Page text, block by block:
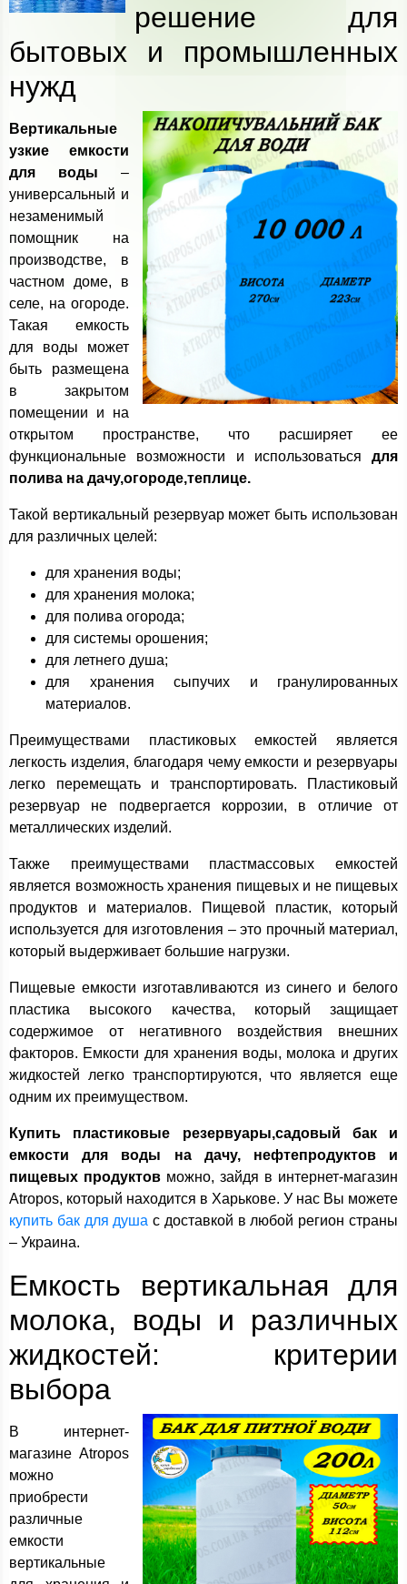
решение для
бытовых и промышленных
нужд
Вертикальные
узкие емкости
для воды –
универсальный и
незаменимый
помощник на
производстве, в
частном доме, в
селе, на огороде.
Такая емкость
для воды может
быть размещена
в закрытом
помещении и на
открытом пространстве, что расширяет ее
функциональные возможности и использоваться для
полива на дачу,огороде,теплице.
Такой вертикальный резервуар может быть использован
для различных целей:
для хранения воды;
для хранения молока;
для полива огорода;
для системы орошения;
для летнего душа;
для хранения сыпучих и гранулированных
материалов.
Преимуществами пластиковых емкостей является
легкость изделия, благодаря чему емкости и резервуары
легко перемещать и транспортировать. Пластиковый
резервуар не подвергается коррозии, в отличие от
металлических изделий.
Также преимуществами пластмассовых емкостей
является возможность хранения пищевых и не пищевых
продуктов и материалов. Пищевой пластик, который
используется для изготовления – это прочный материал,
который выдерживает большие нагрузки.
Пищевые емкости изготавливаются из синего и белого
пластика высокого качества, который защищает
содержимое от негативного воздействия внешних
факторов. Емкости для хранения воды, молока и других
жидкостей легко транспортируются, что является еще
одним их преимуществом.
Купить пластиковые резервуары,садовый бак и
емкости для воды на дачу, нефтепродуктов и
пищевых продуктов можно, зайдя в интернет-магазин
Atropos, который находится в Харькове. У нас Вы можете
купить бак для душа с доставкой в любой регион страны
– Украина.
Емкость вертикальная для
молока, воды и различных
жидкостей: критерии
выбора
В интернет-
магазине Atropos
можно
приобрести
различные
емкости
вертикальные